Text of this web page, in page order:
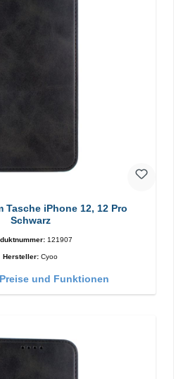
Tasche iPhone 12, 12 Pro
Schwarz
121907
Hersteller: Cyoo
und Funktionen